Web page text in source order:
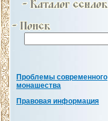
Проблемы современного
монашества
Правовая информация